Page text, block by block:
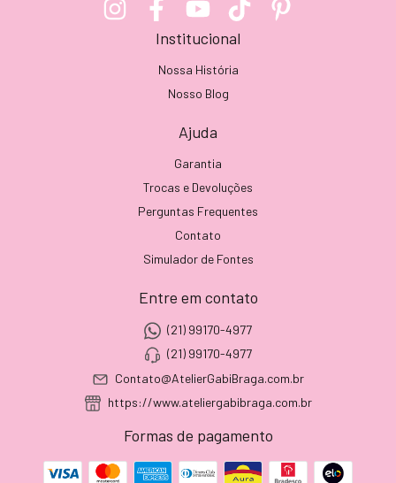
Institucional
Nossa História
Nosso Blog
Ajuda
Garantia
Trocas e Devoluções
Perguntas Frequentes
Contato
Simulador de Fontes
Entre em contato
(21) 99170-4977
(21) 99170-4977
Contato@AtelierGabiBraga.com.br
https://www.ateliergabibraga.com.br
Formas de pagamento